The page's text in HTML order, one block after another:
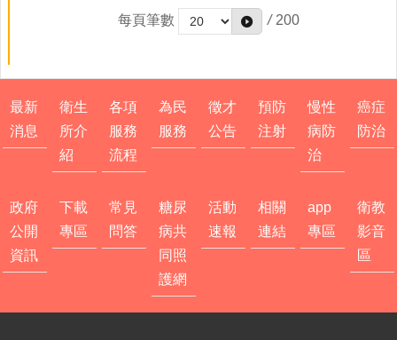
每頁筆數 / 200
最新
消息
衛生
所介
紹
各項
服務
流程
為民
服務
徵才
公告
預防
注射
慢性
病防
治
癌症
防治
政府
公開
資訊
下載
專區
常見
問答
糖尿
病共
同照
護網
活動
速報
相關
連結
app
專區
衛教
影音
區